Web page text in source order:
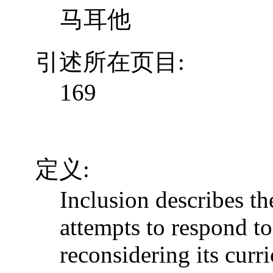
马耳他
引述所在页目:
169
定义:
Inclusion describes
attempts to respond
reconsidering its